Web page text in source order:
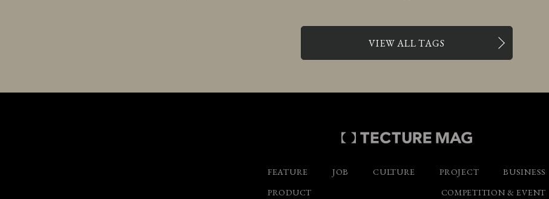
VIEW ALL TAGS
FEATURE JOB CULTURE PROJECT
BUSINESS
PRODUCT
COMPETITION & EVENT